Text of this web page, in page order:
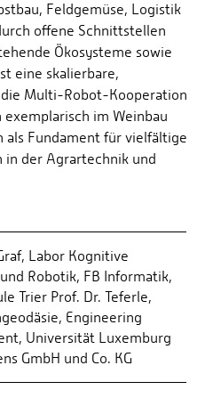
Feldgemüse, Logistik
offene Schnittstellen
Ökosysteme sowie
eine skalierbare,
Multi-Robot-Kooperation
im Weinbau
Fundament für vielfältige
in der Agrartechnik und
Labor Kognitive
Robotik, FB Informatik,
Trier Prof. Dr. Teferle,
Engineering
Universität Luxemburg
GmbH und Co. KG